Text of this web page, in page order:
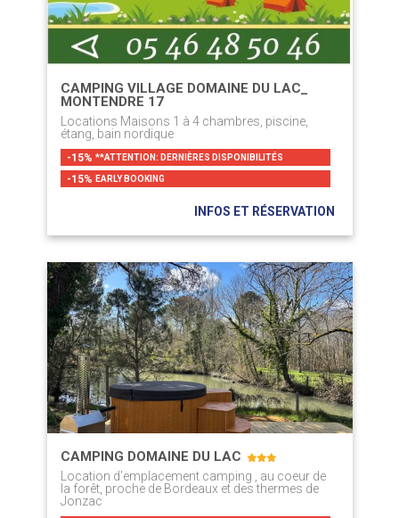
CAMPING VILLAGE DOMAINE DU LAC_
MONTENDRE 17
Locations Maisons 1 à 4 chambres, piscine,
étang, bain nordique
-15% **ATTENTION: DERNIÈRES DISPONIBILITÉS
-15% EARLY BOOKING
INFOS ET RÉSERVATION
CAMPING DOMAINE DU LAC
Location d’emplacement camping , au coeur de
la forêt, proche de Bordeaux et des thermes de
Jonzac